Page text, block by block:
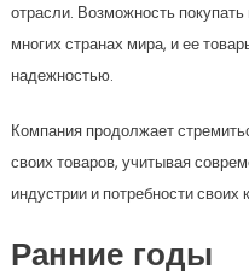
отрасли. Возможность
многих странах мира, и ее
надежностью.
Компания продолжает
своих товаров, учитывая
индустрии и потребности своих
Ранние годы